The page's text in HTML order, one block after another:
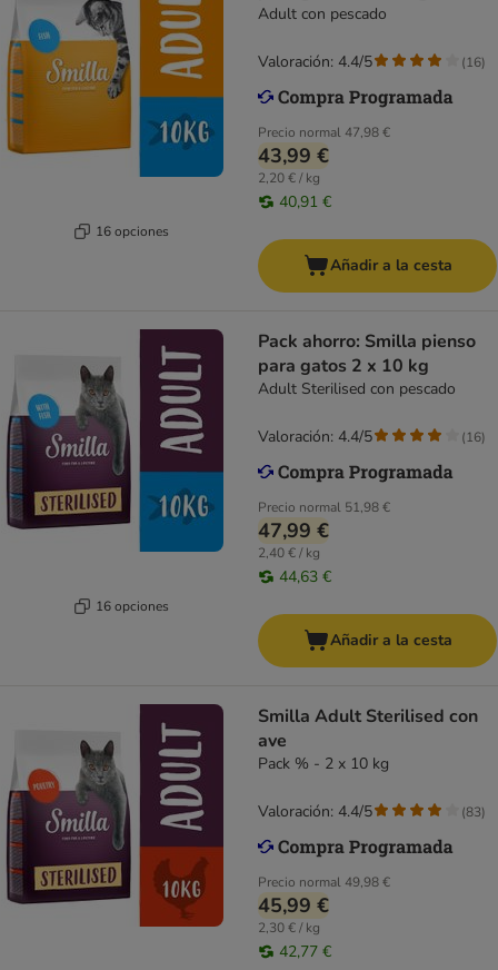
16 opciones
Adult con pescado
Precio normal47,98 €
43,99 €
2,20 € / kg
40,91 €
Valoración: 4.4/5 (16)
Añadir a la cesta
16 opciones
Pack ahorro: Smilla pienso
para gatos 2 x 10 kg
Adult Sterilised con pescado
Precio normal 51,98 €
47,99 €
2,40 € / kg
44,63 €
Valoración: 4.4/5 (16)
Añadir a la cesta
Smilla Adult Sterilised con
ave
Pack % - 2 x 10 kg
Precio normal49,98 €
45,99 €
2,30 € / kg
42,77 €
Valoración: 4.4/5 (83)